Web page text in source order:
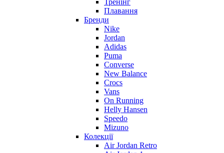
Плавання
Бренди
Nike
Jordan
Adidas
Puma
Converse
New Balance
Crocs
Vans
On Running
Helly Hansen
Speedo
Mizuno
Колекції
Air Jordan Retro